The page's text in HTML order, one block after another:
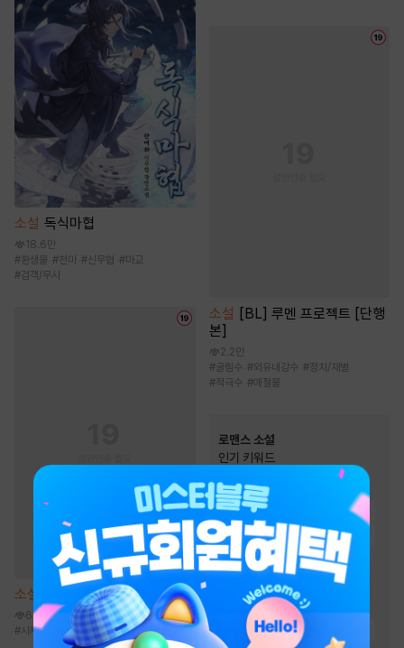
소설 독식마협
18.6만
# 환생물 #천마 #신무협 #마교
#검객/무사
소설 남편이 된 선생님 [단행본]
6.5천
#사제지간 #현대물
소설 [BL] 루멘 프로젝트 [단행
본]
2.2만
#굴림수 #외유내강수 #정치/재벌
#적극수 #애절물
로맨스 소설
인기 키워드
#다정남
#재회물
집착남
# 능력남 # 계략남 #능력녀
#몸정>맘정 #직진남
재벌남 #운명적사랑
첫사랑 오해
순정남 #상처남